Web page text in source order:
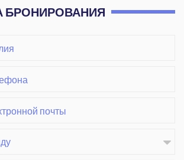
БРОНИРОВАНИЯ